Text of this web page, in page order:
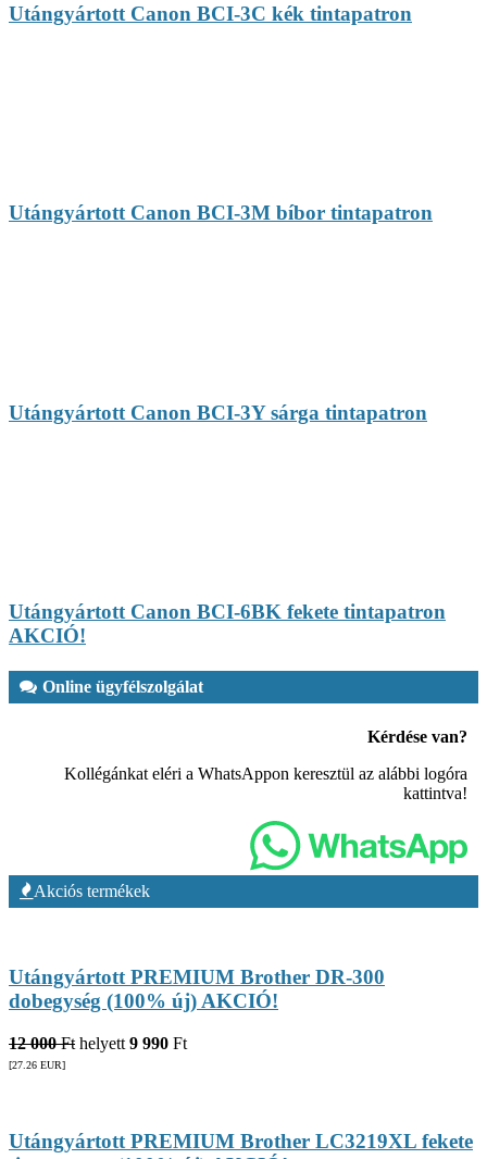
Utángyártott Canon BCI-3C kék tintapatron
Utángyártott Canon BCI-3M bíbor tintapatron
Utángyártott Canon BCI-3Y sárga tintapatron
Utángyártott Canon BCI-6BK fekete tintapatron
AKCIÓ!
Online ügyfélszolgálat
Kérdése van?
Kollégánkat eléri a WhatsAppon keresztül az alábbi logóra
kattintva!
Akciós termékek
Utángyártott PREMIUM Brother DR-300
dobegység (100% új) AKCIÓ!
12 000 Ft helyett 9 990 Ft
[27.26 EUR]
Utángyártott PREMIUM Brother LC3219XL fekete